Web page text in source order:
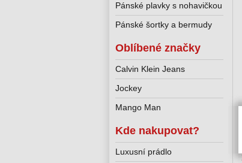
Pánské plavky s nohavičkou
Pánské šortky a bermudy
Oblíbené značky
Calvin Klein Jeans
Jockey
Mango Man
Kde nakupovat?
Luxusní prádlo